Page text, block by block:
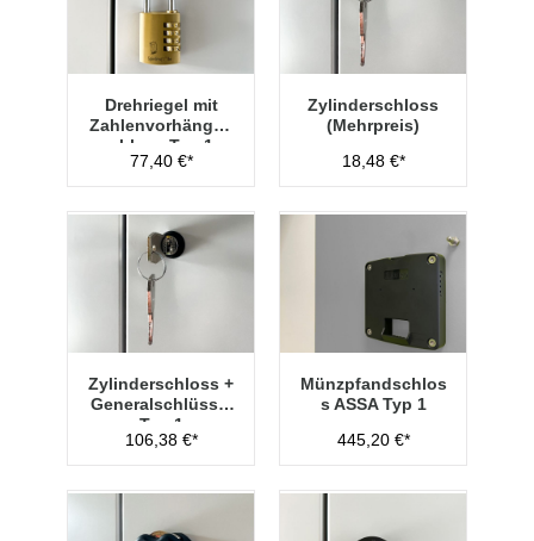
Drehriegel mit
Zahlenvorhänges
chloss Typ 1
77,40 €*
Zylinderschloss
(Mehrpreis)
18,48 €*
Zylinderschloss +
Generalschlüssel
Typ 1
106,38 €*
Münzpfandschlos
s ASSA Typ 1
445,20 €*